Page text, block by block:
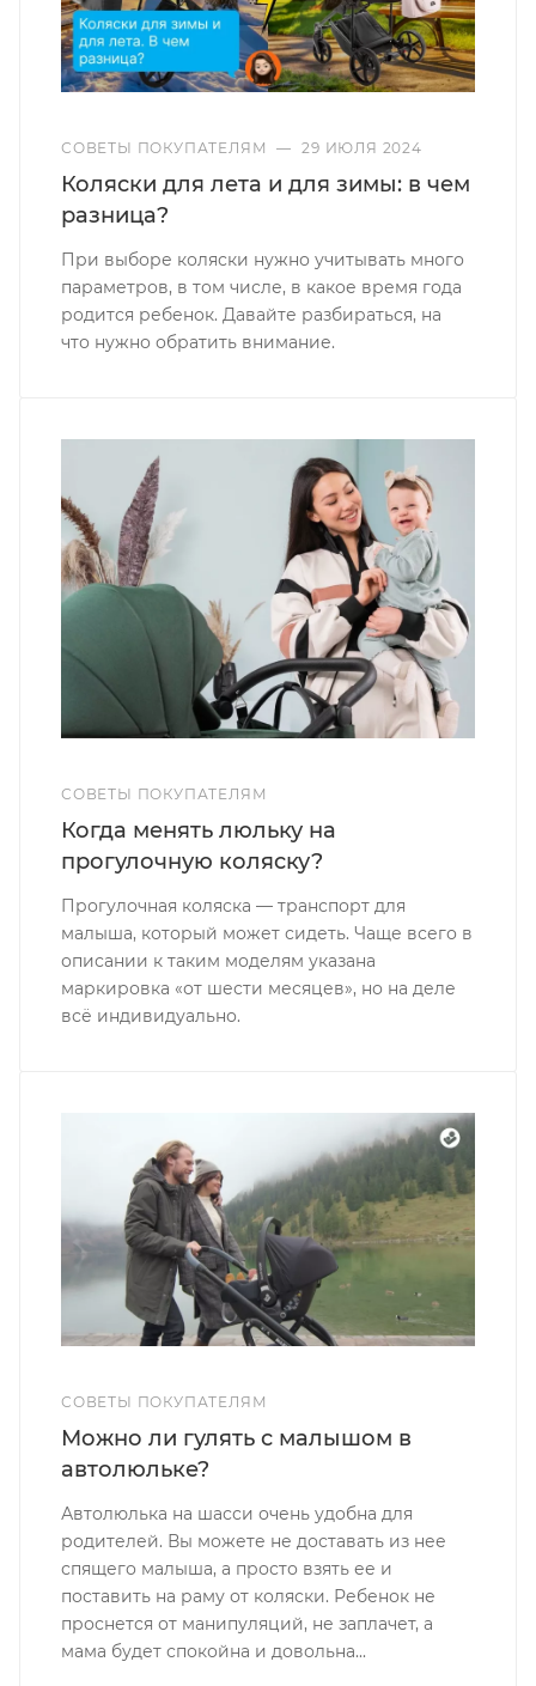
СОВЕТЫ ПОКУПАТЕЛЯМ — 29 ИЮЛЯ 2024
Коляски для лета и для зимы: в чем
разница?
При выборе коляски нужно учитывать много
параметров, в том числе, в какое время года
родится ребенок. Давайте разбираться, на
что нужно обратить внимание.
СОВЕТЫ ПОКУПАТЕЛЯМ
Когда менять люльку на
прогулочную коляску?
Прогулочная коляска — транспорт для
малыша, который может сидеть. Чаще всего в
описании к таким моделям указана
маркировка «от шести месяцев», но на деле
всё индивидуально.
СОВЕТЫ ПОКУПАТЕЛЯМ
Можно ли гулять с малышом в
автолюльке?
Автолюлька на шасси очень удобна для
родителей. Вы можете не доставать из нее
спящего малыша, а просто взять ее и
поставить на раму от коляски. Ребенок не
проснется от манипуляций, не заплачет, а
мама будет спокойна и довольна...